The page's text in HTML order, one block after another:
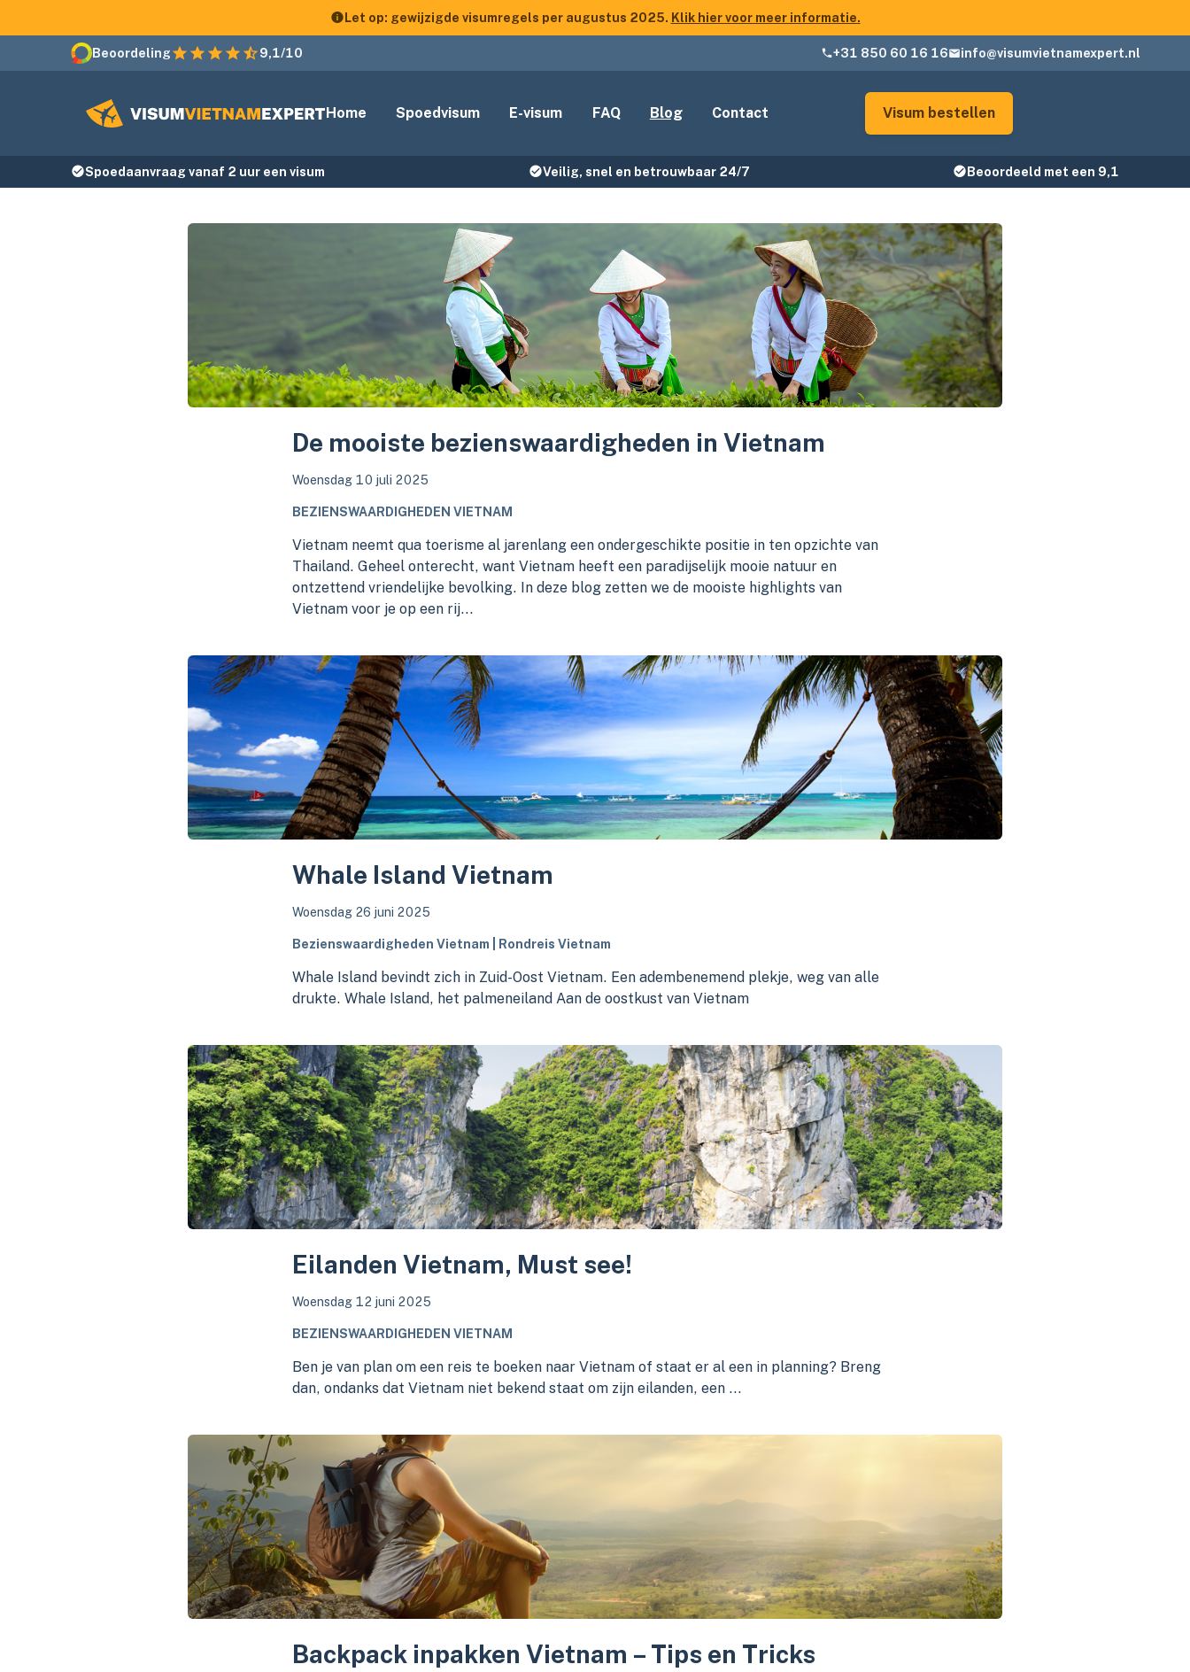
Let op: gewijzigde visumregels per augustus 2025. Klik hier voor meer informatie.
Beoordeling 9,1/10 +31 850 60 16 16 info@visumvietnamexpert.nl
Home Spoedvisum E-visum FAQ Blog Contact Visum bestellen
Spoedaanvraag vanaf 2 uur een visum Veilig, snel en betrouwbaar 24/7 Beoordeeld met een 9,1
De mooiste bezienswaardigheden in Vietnam
Woensdag 10 juli 2025
BEZIENSWAARDIGHEDEN VIETNAM
Vietnam neemt qua toerisme al jarenlang een ondergeschikte positie in ten opzichte van
Thailand. Geheel onterecht, want Vietnam heeft een paradijselijk mooie natuur en
ontzettend vriendelijke bevolking. In deze blog zetten we de mooiste highlights van
Vietnam voor je op een rij...
Whale Island Vietnam
Woensdag 26 juni 2025
Bezienswaardigheden Vietnam | Rondreis Vietnam
Whale Island bevindt zich in Zuid-Oost Vietnam. Een adembenemend plekje, weg van alle
drukte. Whale Island, het palmeneiland Aan de oostkust van Vietnam
Eilanden Vietnam, Must see!
Woensdag 12 juni 2025
BEZIENSWAARDIGHEDEN VIETNAM
Ben je van plan om een reis te boeken naar Vietnam of staat er al een in planning? Breng
dan, ondanks dat Vietnam niet bekend staat om zijn eilanden, een ...
Backpack inpakken Vietnam – Tips en Tricks